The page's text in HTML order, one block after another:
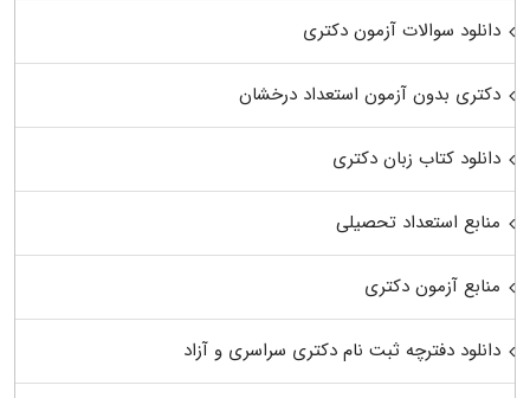
دانلود سوالات آزمون دکتری
دکتری بدون آزمون استعداد درخشان
دانلود کتاب زبان دکتری
منابع استعداد تحصیلی
منابع آزمون دکتری
دانلود دفترچه ثبت نام دکتری سراسری و آزاد